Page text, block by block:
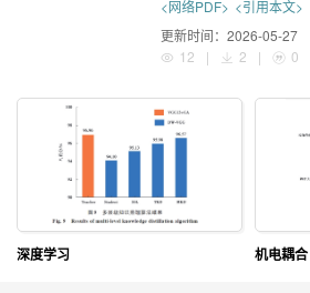
<网络PDF> <引用本文>
更新时间： 2026-05-27
12
| 2 | 0
深度学习 机电耦合